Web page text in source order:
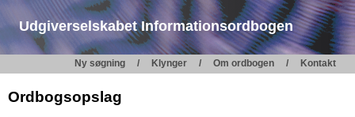
Udgiverselskabet Informationsordbogen
Ny søgning Klynger Om ordbogen Kontakt
Ordbogsopslag